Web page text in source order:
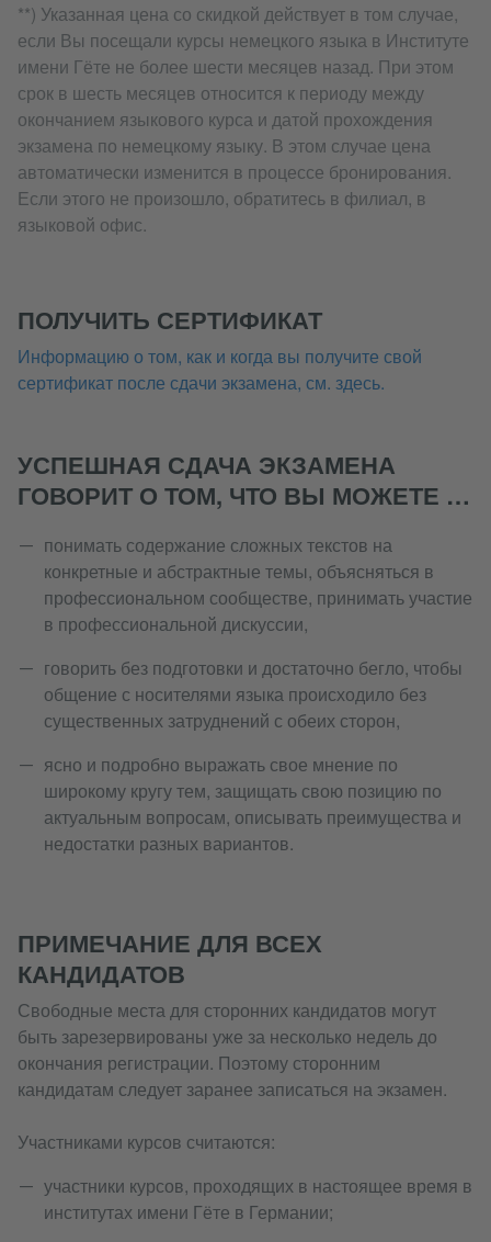
**) Указанная цена со скидкой действует в том случае,
если Вы посещали курсы немецкого языка в Институте
имени Гёте не более шести месяцев назад. При этом
срок в шесть месяцев относится к периоду между
окончанием языкового курса и датой прохождения
экзамена по немецкому языку. В этом случае цена
автоматически изменится в процессе бронирования.
Если этого не произошло, обратитесь в филиал, в
языковой офис.
ПОЛУЧИТЬ СЕРТИФИКАТ
Информацию о том, как и когда вы получите свой
сертификат после сдачи экзамена, см. здесь.
УСПЕШНАЯ СДАЧА ЭКЗАМЕНА
ГОВОРИТ О ТОМ, ЧТО ВЫ МОЖЕТЕ …
понимать содержание сложных текстов на
конкретные и абстрактные темы, объясняться в
профессиональном сообществе, принимать участие
в профессиональной дискуссии,
говорить без подготовки и достаточно бегло, чтобы
общение с носителями языка происходило без
существенных затруднений с обеих сторон,
ясно и подробно выражать свое мнение по
широкому кругу тем, защищать свою позицию по
актуальным вопросам, описывать преимущества и
недостатки разных вариантов.
ПРИМЕЧАНИЕ ДЛЯ ВСЕХ
КАНДИДАТОВ
Свободные места для сторонних кандидатов могут
быть зарезервированы уже за несколько недель до
окончания регистрации. Поэтому сторонним
кандидатам следует заранее записаться на экзамен.
Участниками курсов считаются:
участники курсов, проходящих в настоящее время в
институтах имени Гёте в Германии;